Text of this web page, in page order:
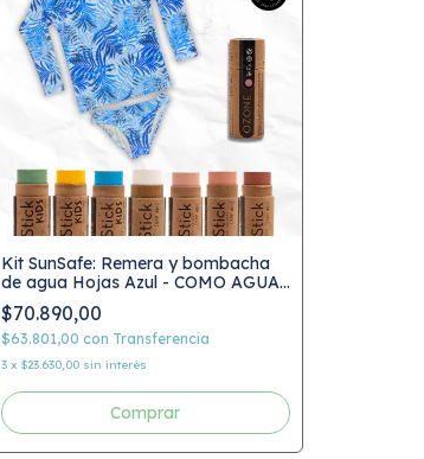
Kit SunSafe: Remera y bombacha
de agua Hojas Azul - COMO AGUA
+ SunStick
$70.890,00
$63.801,00 con Transferencia
3 x $23.630,00 sin interés
Comprar